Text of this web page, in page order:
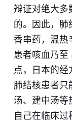
辩证对绝大多
的。因此，肺
香串药，温热
患者咳血乃至
点，日本的经
肺结核患者只
汤、建中汤等
自己在临床